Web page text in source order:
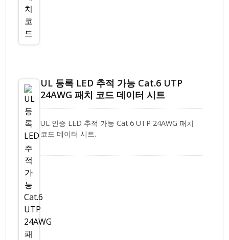
UL 등록 LED 추적 가능 Cat.6 UTP
24AWG 패치 코드 데이터 시트
UL 인증 LED 추적 가능 Cat.6 UTP 24AWG 패치
코드 데이터 시트.